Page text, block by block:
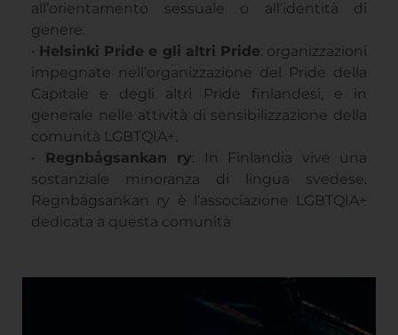
all’orientamento sessuale o all’identità di
genere.
• Helsinki Pride e gli altri Pride: organizzazioni
impegnate nell’organizzazione del Pride della
Capitale e degli altri Pride finlandesi, e in
generale nelle attività di sensibilizzazione della
comunità LGBTQIA+.
•
Regnbågsankan ry: In Finlandia vive una
sostanziale minoranza di lingua svedese.
Regnbågsankan ry è l’associazione LGBTQIA+
dedicata a questa comunità